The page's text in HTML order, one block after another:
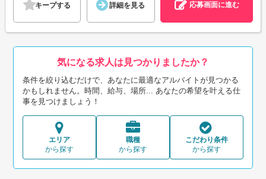
キープする 詳細を見る 応募画面に進む
気になる求人は見つかりましたか？
条件を絞り込むだけで、あなたに最適なアルバイトが見つかる
かもしれません。時間、給与、場所... あなたの希望を叶える仕
事を見つけましょう！
エリア
から探す
職種
から探す
こだわり条件
から探す